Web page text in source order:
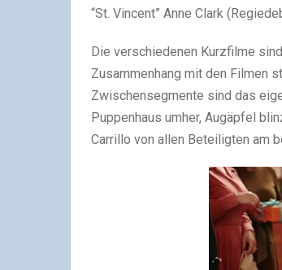
“St. Vincent” Anne Clark
Die verschiedenen Kurzfilme
Zusammenhang mit den Filmen
Zwischensegmente sind das
Puppenhaus umher, Augäpfel
Carrillo von allen Beteiligten am